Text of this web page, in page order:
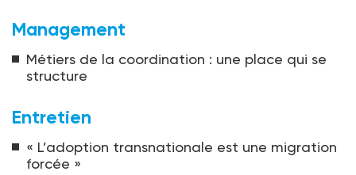
Management
Métiers de la coordination : une place qui se
structure
Entretien
« L’adoption transnationale est une migration
forcée »